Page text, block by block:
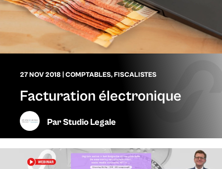
27 NOV 2018 |COMPTABLES,FISCALISTES
Facturation électronique
ParStudio Legale